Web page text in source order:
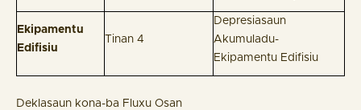
Ekipamentu
Edifisiu
Tinan 4
Depresiasaun
Akumuladu-
Ekipamentu Edifisiu
Deklasaun kona-ba Fluxu Osan